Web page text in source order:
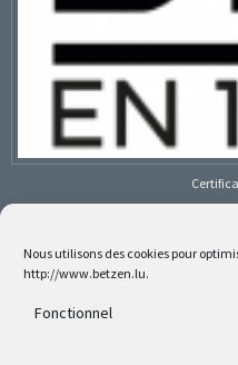
Nous utilisons des cookies pour
http://www.betzen.lu.
Fonctionnel
Follow us on social media